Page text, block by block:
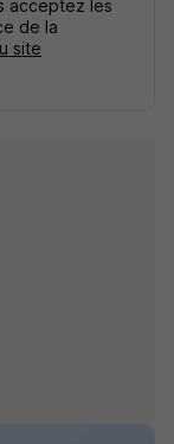
acceptez les
de la
site